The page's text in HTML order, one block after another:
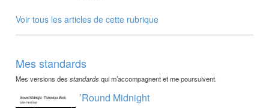
Voir tous les articles de cette rubrique
Mes standards
Mes versions desstandardsqui m’accompagnent et me poursuivent.
’Round Midnight